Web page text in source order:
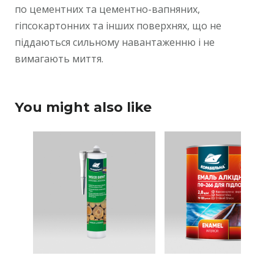
по цементних та цементно-вапняних,
гіпсокартонних та інших поверхнях, що не
піддаються сильному навантаженню і не
вимагають миття.
You might also like